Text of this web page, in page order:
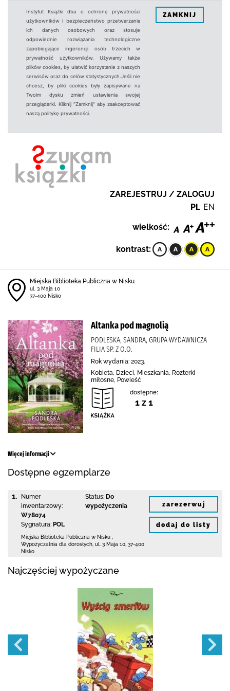
Instytut Książki dba o ochronę prywatności
użytkowników i bezpieczeństwo przetwarzania
ich danych osobowych oraz stosuje
odpowiednie rozwiązania technologiczne
zapobiegające ingerencji osób trzecich w
prywatność użytkowników. Używamy także
plików cookies, by ułatwić korzystanie z naszych
serwisów oraz do celów statystycznych.Jeśli nie
chcesz, by pliki cookies były zapisywane na
Twoim dysku zmień ustawienia swojej
przeglądarki. Kliknij "Zamknij" aby zaakceptować
naszą politykę prywatności.
ZAMKNIJ
ZAREJESTRUJ / ZALOGUJ
PL EN
wielkość:
kontrast:
Miejska Biblioteka Publiczna w Nisku
ul. 3 Maja 10
37-400 Nisko
Altanka pod magnolią
PODLESKA, SANDRA, GRUPA WYDAWNICZA
FILIA SP. Z O.O.
Rok wydania: 2023.
Kobieta, Dzieci, Mieszkania, Rozterki
miłosne, Powieść
dostępne:
1 z 1
Więcej informacji
Dostępne egzemplarze
1.
Numer
inwentarzowy:
W78074
Sygnatura: POL
Status: Do
wypożyczenia
Miejska Biblioteka Publiczna w Nisku
Wypożyczalnia dla dorosłych, ul. 3 Maja 10 37-400
Nisko
zarezerwuj
dodaj do listy
Najczęściej wypożyczane